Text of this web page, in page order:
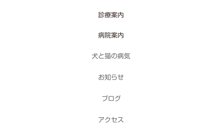
診療案内
病院案内
犬と猫の病気
お知らせ
ブログ
アクセス